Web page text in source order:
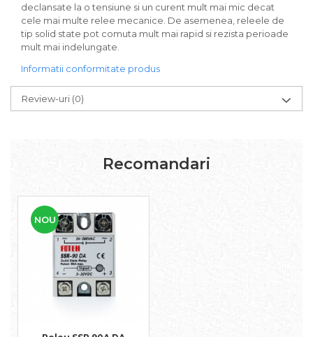
declansate la o tensiune si un curent mult mai mic decat
cele mai multe relee mecanice. De asemenea, releele de
tip solid state pot comuta mult mai rapid si rezista perioade
mult mai indelungate.
Informatii conformitate produs
Review-uri (0)
Recomandari
NOU